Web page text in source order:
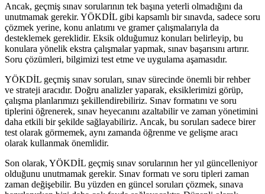
Ancak, geçmiş sınav sorularının tek başına yeterli olmadığını da
unutmamak gerekir. YÖKDİL gibi kapsamlı bir sınavda, sadece soru
çözmek yerine, konu anlatımı ve gramer çalışmalarıyla da
desteklemek gereklidir. Eksik olduğumuz konuları belirleyip, bu
konulara yönelik ekstra çalışmalar yapmak, sınav başarısını artırır.
Soru çözümleri, bilgimizi test etme ve uygulama aşamasıdır.
YÖKDİL geçmiş sınav soruları, sınav sürecinde önemli bir rehber
ve strateji aracıdır. Doğru analizler yaparak, eksiklerimizi görüp,
çalışma planlarımızı şekillendirebiliriz. Sınav formatını ve soru
tiplerini öğrenerek, sınav heyecanını azaltabilir ve zaman yönetimini
daha etkili bir şekilde sağlayabiliriz. Ancak, bu soruları sadece birer
test olarak görmemek, aynı zamanda öğrenme ve gelişme aracı
olarak kullanmak önemlidir.
Son olarak, YÖKDİL geçmiş sınav sorularının her yıl güncelleniyor
olduğunu unutmamak gerekir. Sınav formatı ve soru tipleri zaman
zaman değişebilir. Bu yüzden en güncel soruları çözmek, sınava